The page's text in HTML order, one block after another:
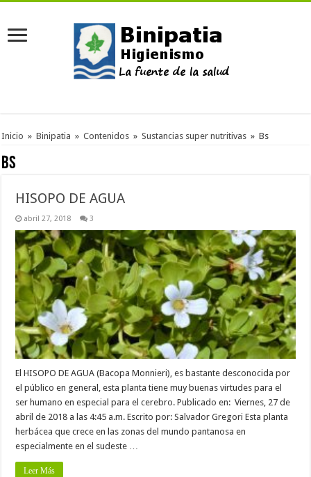
Inicio » Binipatia » Contenidos » Sustancias super nutritivas » Bs
Bs
HISOPO DE AGUA
abril 27, 2018 3
El HISOPO DE AGUA (Bacopa Monnieri), es bastante desconocida por
el público en general, esta planta tiene muy buenas virtudes para el
ser humano en especial para el cerebro. Publicado en: Viernes, 27 de
abril de 2018 a las 4:45 a.m. Escrito por: Salvador Gregori Esta planta
herbácea que crece en las zonas del mundo pantanosa en
especialmente en el sudeste …
Leer Más